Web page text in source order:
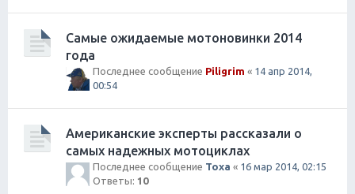
Самые ожидаемые мотоновинки 2014
года
Последнее сообщение Piligrim « 14 апр 2014,
00:54
Американские эксперты рассказали о
самых надежных мотоциклах
Последнее сообщение Toxa « 16 мар 2014, 02:15
Ответы: 10